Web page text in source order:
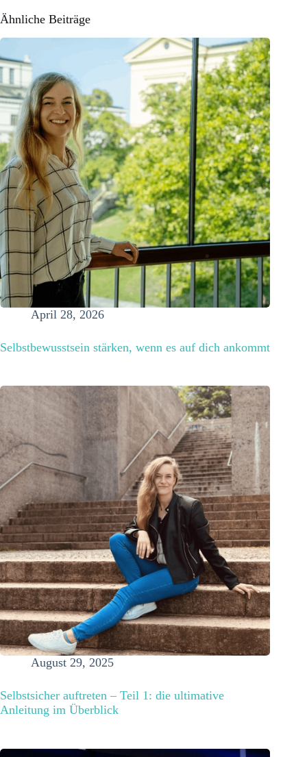
Ähnliche Beiträge
April 28, 2026
Selbstbewusstsein stärken, wenn es auf dich ankommt
August 29, 2025
Selbstsicher auftreten – Teil 1: die ultimative
Anleitung im Überblick